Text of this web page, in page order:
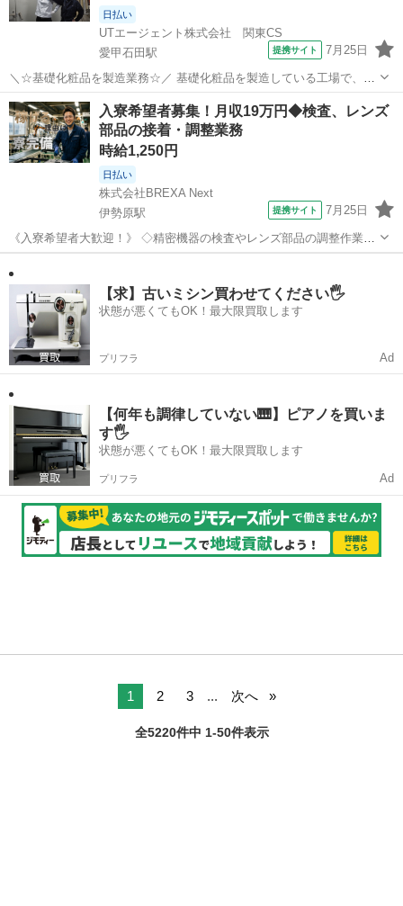
日払い
UTエージェント株式会社 関東CS
愛甲石田駅
提携サイト 7月25日
＼☆基礎化粧品を製造業務☆／ 基礎化粧品を製造している工場で、ラ
イン作業をお願い致します♪ ◎未経験の方歓迎！ 丁寧な研修と指導
で安心のスタート◎ ＜具体的には…＞ ◆ラインで流れてくる化粧品の
キャップ閉め ◆製品の検...
神奈川 伊勢原市 愛甲石田駅 仕分け
入寮希望者募集！月収19万円◆検査、レンズ
部品の接着・調整業務
時給1,250円
日払い
株式会社BREXA Next
伊勢原駅
提携サイト 7月25日
《入寮希望者大歓迎！》 ◇精密機器の検査やレンズ部品の調整作業◇
測定用レーザー距離計のレンズ部品の製造となります。 ・前工程で処
理された手のひらサイズの精密機器を手作業で組み合わせていく作業
となります。 ・顕微鏡を覗き...【求】古いミシン買わせてください🖐️
状態が悪くてもOK！最大限買取します
プリフラ Ad
【何年も調律していない🎹】ピアノを買いま
す🖐️
状態が悪くてもOK！最大限買取します
プリフラ Ad
1 2 3 ... 次へ
全5220件中 1-50件表示